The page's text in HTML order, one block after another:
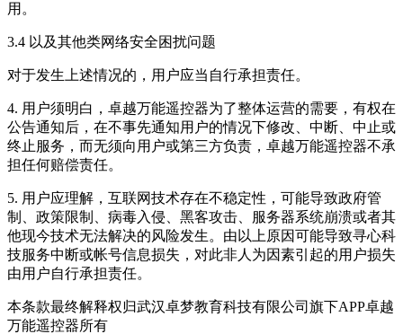
用。
3.4 以及其他类网络安全困扰问题
对于发生上述情况的，用户应当自行承担责任。
4. 用户须明白，卓越万能遥控器为了整体运营的需要，有权在
公告通知后，在不事先通知用户的情况下修改、中断、中止或
终止服务，而无须向用户或第三方负责，卓越万能遥控器不承
担任何赔偿责任。
5. 用户应理解，互联网技术存在不稳定性，可能导致政府管
制、政策限制、病毒入侵、黑客攻击、服务器系统崩溃或者其
他现今技术无法解决的风险发生。由以上原因可能导致寻心科
技服务中断或帐号信息损失，对此非人为因素引起的用户损失
由用户自行承担责任。
本条款最终解释权归武汉卓梦教育科技有限公司旗下APP卓越
万能遥控器所有